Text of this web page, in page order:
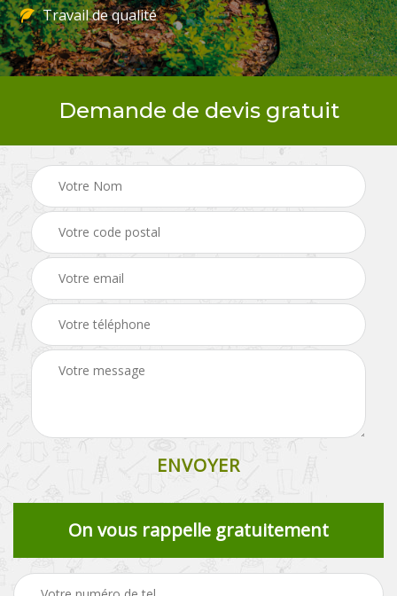
Travail de qualité
Demande de devis gratuit
On vous rappelle gratuitement